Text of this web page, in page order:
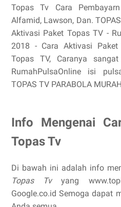
Topas Tv Cara
Alfamid, Lawson, Dan.
Aktivasi Paket Topas TV -
2018 - Cara Aktivasi
Topas TV, Caranya
RumahPulsaOnline isi
TOPAS TV PARABOLA
Info Mengenai
Topas Tv
Di bawah ini adalah info
Topas Tvyang
Google.co.id Semoga dapat